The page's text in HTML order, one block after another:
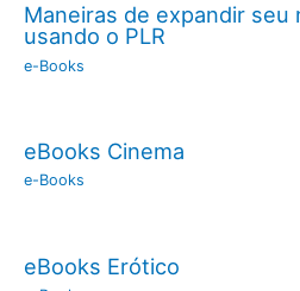
Maneiras de expandir seu
usando o PLR
e-Books
eBooks Cinema
e-Books
eBooks Erótico